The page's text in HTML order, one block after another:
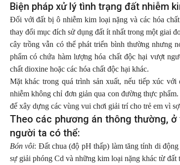
Biện pháp xử lý tình trạng đất nhiễm
Đối với đất bị ô nhiễm kim loại nặng và các hóa
thay đổi mục đích sử dụng đất ít nhất trong một giai
cây trồng vẫn có thể phát triển bình thường nhưng
phẩm có chứa hàm lượng hóa chất độc hại vượt
chất dioxine hoặc các hóa chất độc hại khác.
Mặt khác trong quá trình sản xuất, nếu tiếp xúc
nhiễm không chỉ đơn giản qua con đường thực
để xây dựng các vùng vui chơi giải trí cho trẻ em vì
Theo các phương án thông thường,
người ta có thể:
Bón vôi: Đất chua (độ pH thấp) làm tăng tính di
sự giải phóng Cd và những kim loại nặng khác từ
Kỹ Thuật Chăm Sóc Sầu Riêng Giai
Đoạn 0 - 30 Ngày: Bí Quyết Chạy Trái
Nhanh, Chống Rụng Trái
Giai đoạn sầu riêng từ lúc dứt nhụy đến 30
ngày tuổi được ví như giai đoạn "nuôi con
mọn". Trái non lúc này rất nhạy cảm, dễ
rụng nếu gặp sốc nhiệt hoặc đi đọt. Để trái
chạy cực nhanh, xanh gai, tròn hộc, bà con
cần nắm vững kỹ thuật chăm sóc "đúng và
5 NGUYÊN
RỤNG TRÁI
KHẮC PHỤC
Sau khi sầu
nhà vườn gặp
loạt. Đây là
đổi đột ngột